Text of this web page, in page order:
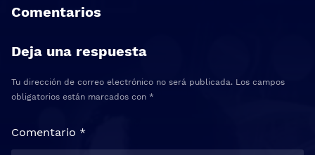
Comentarios
Deja una respuesta
Tu dirección de correo electrónico no será publicada. Los campos
obligatorios están marcados con *
Comentario *